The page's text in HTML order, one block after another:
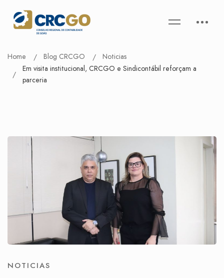
Home Blog CRCGO
Noticias
Em visita institucional, CRCGO e Sindicontábil reforçam a
parceria
NOTICIAS